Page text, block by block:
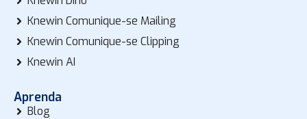
Knewin Comunique-se Mailing
Knewin Comunique-se Clipping
Knewin AI
Aprenda
Blog